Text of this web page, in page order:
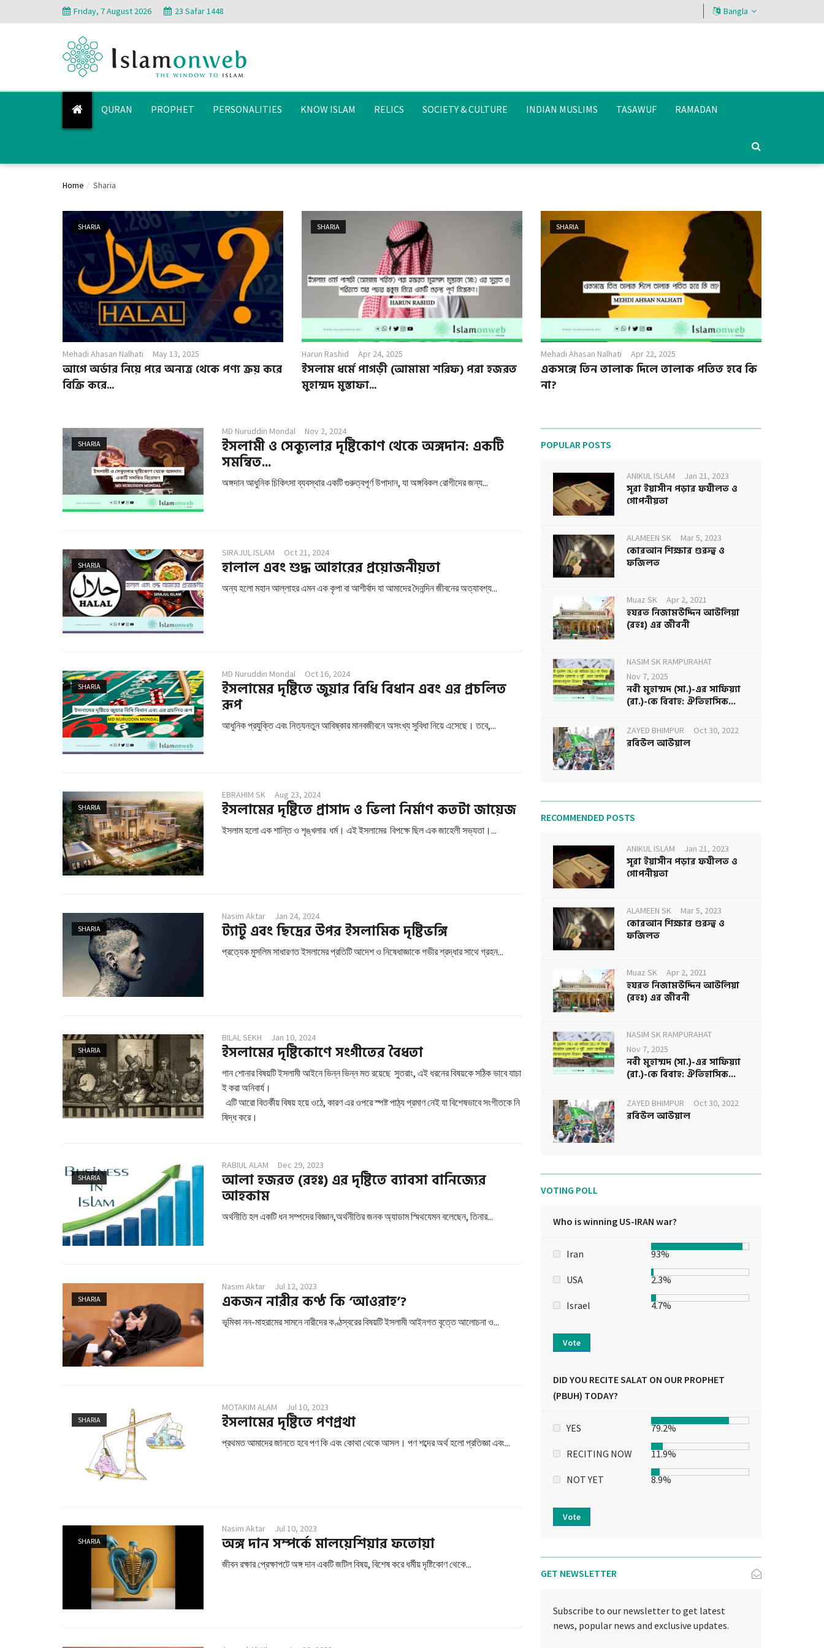
Friday, 7 August 2026 23 Safar 1448 Bangla
QURAN PROPHET PERSONALITIES KNOW ISLAM RELICS SOCIETY & CULTURE INDIAN MUSLIMS TASAWUF RAMADAN
Home Sharia
SHARIA
Mehadi Ahasan Nalhati May 13, 2025
আগে অর্ডার নিয়ে পরে অন্যত্র থেকে পণ্য ক্রয় করে
বিক্রি করে...
SHARIA
Harun Rashid Apr 24, 2025
ইসলাম ধর্মে পাগড়ী (আমামা শরিফ) পরা হজরত
মুহাম্মদ মুস্তাফা...
SHARIA
Mehadi Ahasan Nalhati Apr 22, 2025
একসঙ্গে তিন তালাক দিলে তালাক পতিত হবে কি
না?
SHARIA
MD Nuruddin Mondal Nov 2, 2024
ইসলামী ও সেক্যুলার দৃষ্টিকোণ থেকে অঙ্গদান: একটি
সমন্বিত...
অঙ্গদান আধুনিক চিকিৎসা ব্যবস্থার একটি গুরুত্বপূর্ণ উপাদান, যা অঙ্গবিকল রোগীদের জন্য...
SHARIA
SIRAJUL ISLAM Oct 21, 2024
হালাল এবং শুদ্ধ আহারের প্রয়োজনীয়তা
অন্য হলো মহান আল্লাহর এমন এক কৃপা বা আশীর্বাদ যা আমাদের দৈনন্দিন জীবনের অত্যাবশ্য...
SHARIA
MD Nuruddin Mondal Oct 16, 2024
ইসলামের দৃষ্টিতে জুয়ার বিধি বিধান এবং এর প্রচলিত
রূপ
আধুনিক প্রযুক্তি এবং নিত্যনতুন আবিষ্কার মানবজীবনে অসংখ্য সুবিধা নিয়ে এসেছে। তবে,...
SHARIA
EBRAHIM SK Aug 23, 2024
ইসলামের দৃষ্টিতে প্রাসাদ ও ভিলা নির্মাণ কতটা জায়েজ
ইসলাম হলো এক শান্তি ও শৃঙ্খলার ধর্ম। এই ইসলামের বিপক্ষে ছিল এক জাহেলী সভ্যতা।...
SHARIA
Nasim Aktar Jan 24, 2024
ট্যাটু এবং ছিদ্রের উপর ইসলামিক দৃষ্টিভঙ্গি
প্রত্যেক মুসলিম সাধারণত ইসলামের প্রতিটি আদেশ ও নিষেধাজ্ঞাকে গভীর শ্রদ্ধার সাথে গ্রহন...
SHARIA
BILAL SEKH Jan 10, 2024
ইসলামের দৃষ্টিকোণে সংগীতের বৈধতা
গান শোনার বিষয়টি ইসলামী আইনে ভিন্ন ভিন্ন মত রয়েছে সুতরাং, এই ধরনের বিষয়কে সঠিক ভাবে যাচা
ই করা অনিবার্য।
এটি আরো বিতর্কীয় বিষয় হয়ে ওঠে, কারণ এর ওপরে স্পষ্ট পাঠ্য প্রমাণ নেই যা বিশেষভাবে সংগীতকে নি
ষিদ্ধ করে।
SHARIA
RABIUL ALAM Dec 29, 2023
আলা হজরত (রহঃ) এর দৃষ্টিতে ব্যাবসা বানিজ্যের
আহকাম
অর্থনীতি হল একটি ধন সম্পদের বিজ্ঞান,অর্থনীতির জনক অ্যাডাম স্মিথযেমন বলেছেন, তিনার...
SHARIA
Nasim Aktar Jul 12, 2023
একজন নারীর কণ্ঠ কি ‘আওরাহ’?
ভূমিকা নন-মাহরামের সামনে নারীদের কণ্ঠস্বরের বিষয়টি ইসলামী আইনগত বৃত্তে আলোচনা ও...
SHARIA
MOTAKIM ALAM Jul 10, 2023
ইসলামের দৃষ্টিতে পণপ্রথা
প্রথমত আমাদের জানতে হবে পণ কি এবং কোথা থেকে আসল। পণ শব্দের অর্থ হলো প্রতিজ্ঞা এবং...
SHARIA
Nasim Aktar Jul 10, 2023
অঙ্গ দান সম্পর্কে মালয়েশিয়ার ফতোয়া
জীবন রক্ষার প্রেক্ষাপটে অঙ্গ দান একটি জটিল বিষয়, বিশেষ করে ধর্মীয় দৃষ্টিকোণ থেকে...
POPULAR POSTS
ANIKUL ISLAM Jan 21, 2023
সূরা ইয়াসীন পড়ার ফযীলত ও
গোপনীয়তা
ALAMEEN SK Mar 5, 2023
কোরআন শিক্ষার গুরুত্ব ও
ফজিলত
Muaz SK Apr 2, 2021
হযরত নিজামউদ্দিন আউলিয়া
(রহঃ) এর জীবনী
NASIM SK RAMPURAHAT
Nov 7, 2025
নবী মুহাম্মদ (সা.)-এর সাফিয়্যা
(রা.)-কে বিবাহ: ঐতিহাসিক...
ZAYED BHIMPUR Oct 30, 2022
রবিউল আউয়াল
RECOMMENDED POSTS
ANIKUL ISLAM Jan 21, 2023
সূরা ইয়াসীন পড়ার ফযীলত ও
গোপনীয়তা
ALAMEEN SK Mar 5, 2023
কোরআন শিক্ষার গুরুত্ব ও
ফজিলত
Muaz SK Apr 2, 2021
হযরত নিজামউদ্দিন আউলিয়া
(রহঃ) এর জীবনী
NASIM SK RAMPURAHAT
Nov 7, 2025
নবী মুহাম্মদ (সা.)-এর সাফিয়্যা
(রা.)-কে বিবাহ: ঐতিহাসিক...
ZAYED BHIMPUR Oct 30, 2022
রবিউল আউয়াল
VOTING POLL
Who is winning US-IRAN war?
Iran 93%
USA 2.3%
Israel 4.7%
Vote
DID YOU RECITE SALAT ON OUR PROPHET
(PBUH) TODAY?
YES 79.2%
RECITING NOW 11.9%
NOT YET 8.9%
Vote
GET NEWSLETTER
Subscribe to our newsletter to get latest
news, popular news and exclusive updates.